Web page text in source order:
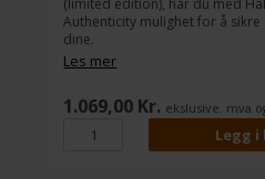
(limited edition), har du med
Authenticity mulighet for å
dine.
Hahnemühle Certificate of
ektheten av kunstverket ditt og
Les mer
1.069,00 Kr. ekslusive. mva